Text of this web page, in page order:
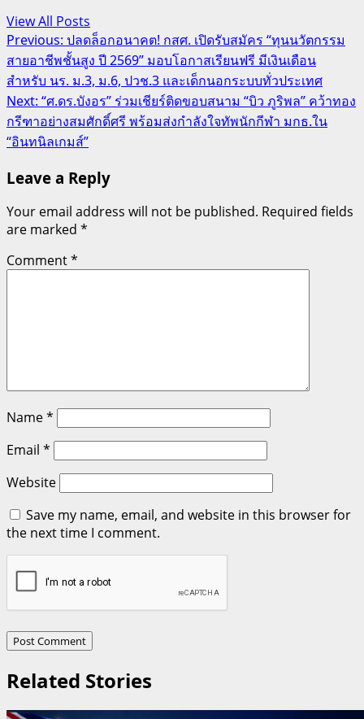
View All Posts
Post
navigation
Previous: ปลดล็อกอนาคต! กสศ. เปิดรับสมัคร “ทุนนวัตกรรม
สายอาชีพชั้นสูง ปี 2569” มอบโอกาสเรียนฟรี มีเงินเดือน
สำหรับ นร. ม.3, ม.6, ปวช.3 และเด็กนอกระบบทั่วประเทศ
Next: “ศ.ดร.บังอร” ร่วมเชียร์ติดขอบสนาม “บิว ภูริพล” คว้าทอง
กรีฑาอย่างสมศักดิ์ศรี พร้อมส่งกำลังใจทัพนักกีฬา มกธ.ใน
“อินทนิลเกมส์”
Leave a Reply
Your email address will not be published. Required fields
are marked *
Comment*
Name*
Email *
Website
Save my name, email, and website in this browser for
the next time I comment.
Related Stories